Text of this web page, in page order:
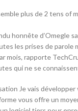
plus de 2 tens of
honnête d’Omegle
les prises de parole
rapporte
qui ne se
Je vais
vous offre un